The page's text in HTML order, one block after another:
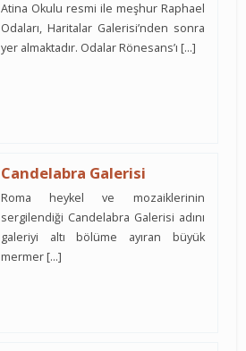
Atina Okulu resmi ile meşhur Raphael
Odaları, Haritalar Galerisi’nden sonra
yer almaktadır. Odalar Rönesans’ı […]
Candelabra Galerisi
Roma heykel ve mozaiklerinin
sergilendiği Candelabra Galerisi adını
galeriyi altı bölüme ayıran büyük
mermer […]